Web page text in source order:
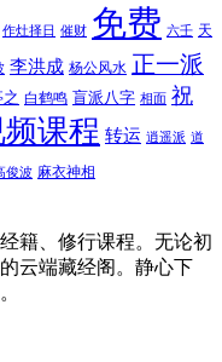
作灶择日 催财 免费 六壬 天
李洪成 杨公风水 正一派
白鹤鸣 盲派八字 相面 祝
课程 转运 逍遥派 道
俊波 麻衣神相
籍、修行课程。无论初
云端藏经阁。静心下